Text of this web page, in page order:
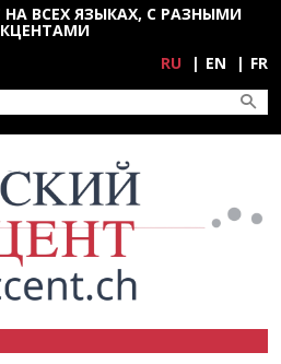
ВСЕХ ЯЗЫКАХ, С РАЗНЫМИ
RU EN FR